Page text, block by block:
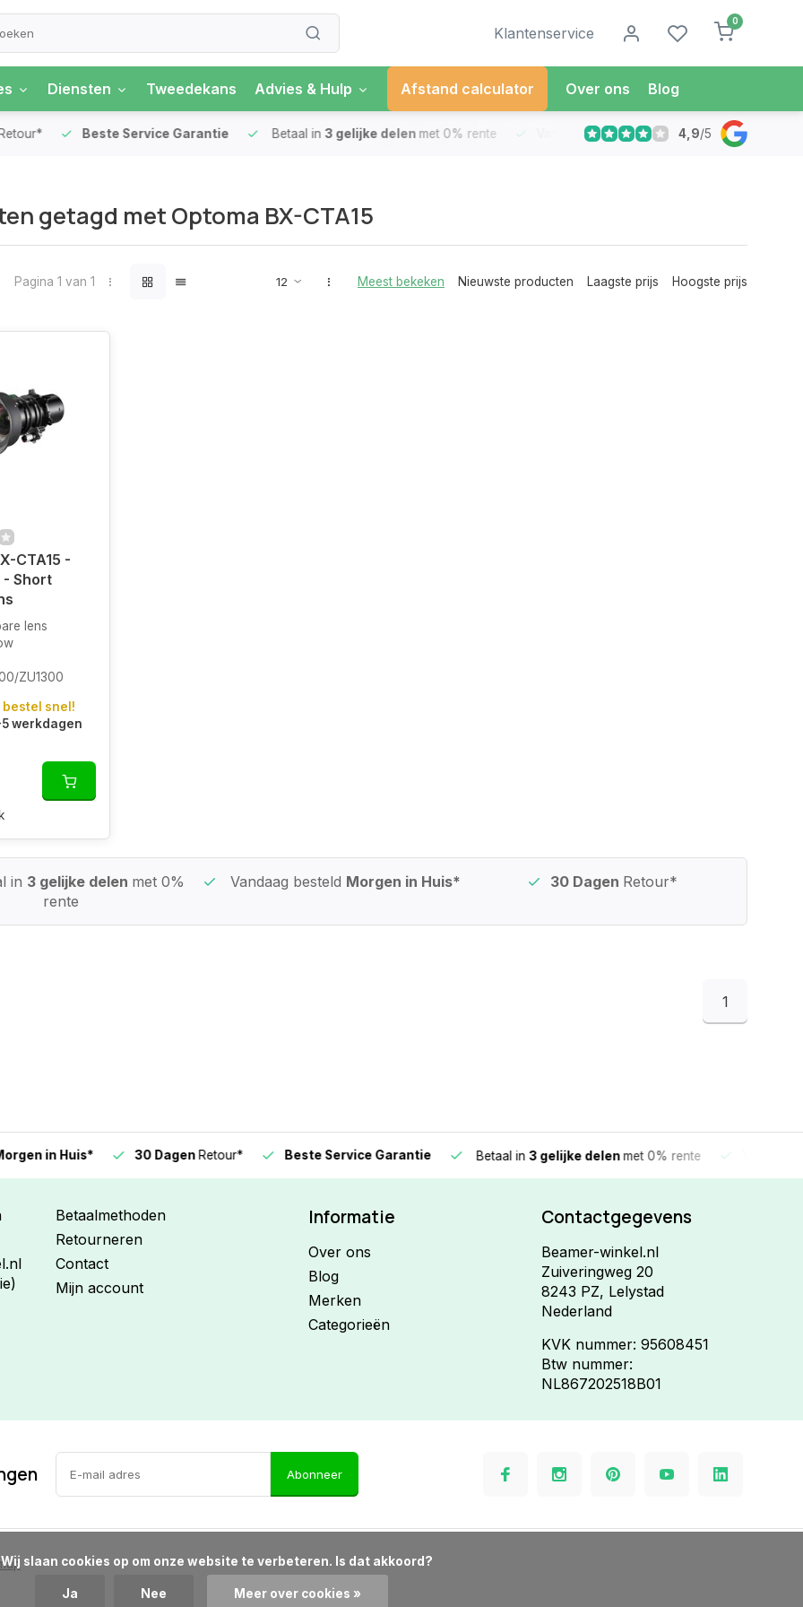
Klantenservice
0
Diensten Tweedekans Advies & Hulp Afstand calculator Over ons Blog
Beste Service Garantie Betaal in 3 gelijke delen met 0% rente Vandaag besteldMorgen in Huis*
4,9/5
getagd met Optoma BX-CTA15
Pagina 1 van 1 Meest bekeken Nieuwste producten Laagste prijs Hoogste prijs
CTA15 -
Short
lens
ZU1300
bestel snel!
werkdagen
in 3 gelijke delen met 0%
rente
Vandaag besteld Morgen in Huis* 30 Dagen Retour*
1
in Huis* 30 DagenRetour* Beste Service Garantie Betaal in3 gelijke delenmet 0% rente Vandaag
Betaalmethoden
Retourneren
Contact
Mijn account
Informatie
Over ons
Blog
Merken
Categorieën
Contactgegevens
Beamer-winkel.nl
Zuiveringweg 20
8243 PZ, Lelystad
Nederland
KVK nummer: 95608451
Btw nummer:
NL867202518B01
Abonneer
Ja Nee Meer over cookies »